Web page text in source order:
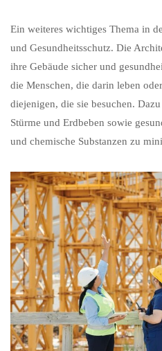
Ein weiteres wichtiges Thema in
und Gesundheitsschutz. Die
ihre Gebäude sicher und
die Menschen, die darin leben
diejenigen, die sie besuchen.
Stürme und Erdbeben sowie
und chemische Substanzen zu